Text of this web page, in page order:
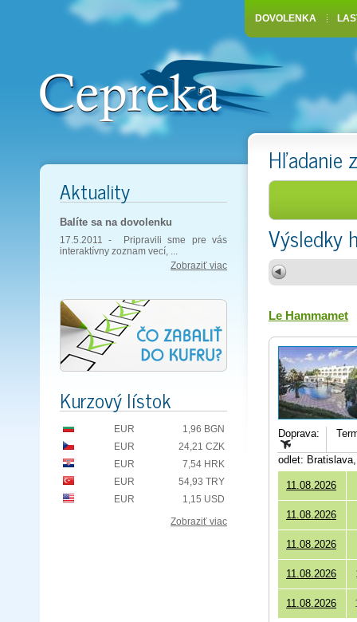
Hľadanie
Výsledky
Le Hammamet
Doprava:
odlet:
11.08.2026
11.08.2026
11.08.2026
11.08.2026
11.08.2026
Aktuality
Balíte sa na dovolenku
17.5.2011 - Pripravili sme pre vás
interaktívny zoznam vecí, ...
Zobraziť viac
Kurzový lístok
EUR
1,96 BGN
EUR
24,21 CZK
EUR
7,54 HRK
EUR
54,93 TRY
EUR
1,15 USD
Zobraziť viac
DOVOLENKA